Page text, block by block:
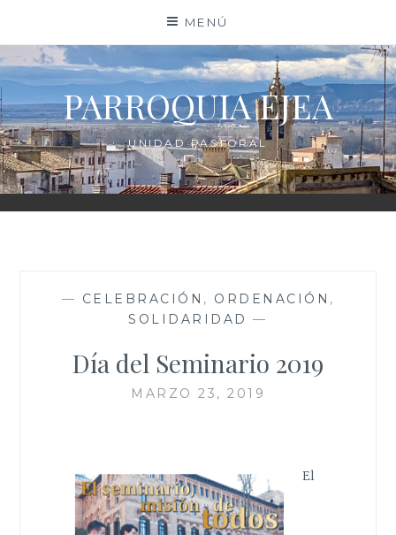
contenido
MENÚ
PARROQUIA EJEA
UNIDAD PASTORAL
— CELEBRACIÓN , ORDENACIÓN ,
SOLIDARIDAD —
Día del Seminario 2019
MARZO 23, 2019
El